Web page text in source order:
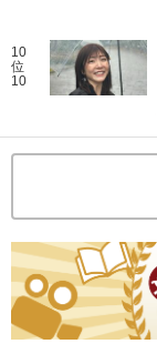
10
位
10